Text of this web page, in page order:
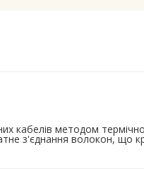
кабелів методом
з'єднання волокон, що